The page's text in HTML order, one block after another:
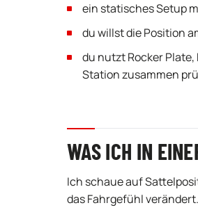
ein statisches Setup
du willst die Position
du nutzt Rocker
Station zusammen
WAS ICH IN
Ich schaue auf
das Fahrgefühl